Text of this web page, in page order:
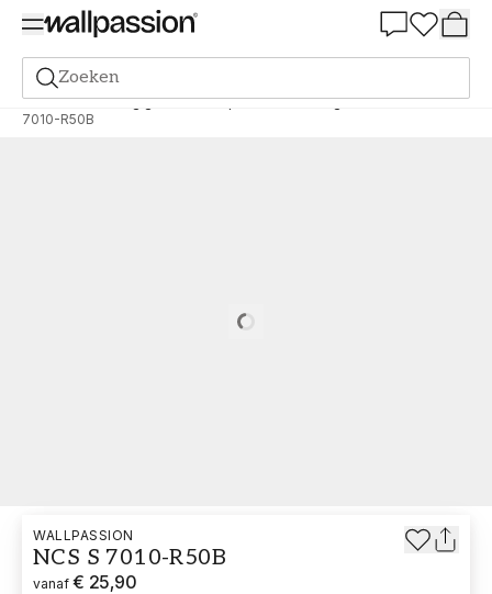
Zoeken
Verf Bestelling gebaseerd op NCS Bestelling door NCS
7010-R50B
WALLPASSION
NCS S 7010-R50B
vanaf € 25,90